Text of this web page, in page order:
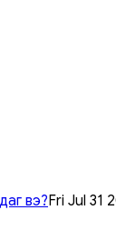
вэ?Fri Jul 31